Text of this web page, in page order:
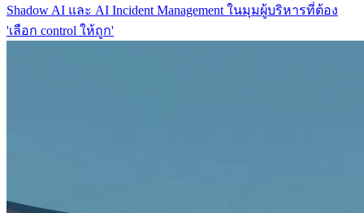
Shadow AI และ AI Incident Management ในมุมผู้บริหารที่ต้อง
'เลือก control ให้ถูก'